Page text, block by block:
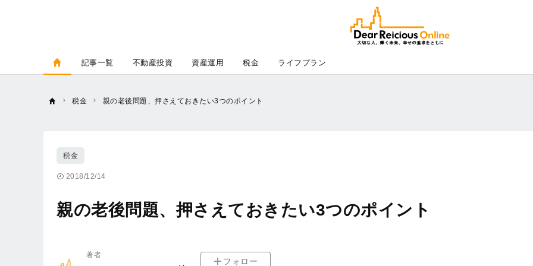
記事一覧 不動産投資 資産運用 税金 ライフプラン
税金 親の老後問題、押さえておきたい3つのポイント
税金
2018/12/14
親の老後問題、押さえておきたい3つのポイント
著者
フォロー